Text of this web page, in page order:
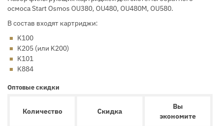
осмоса Start Osmos OU380, OU480, OU480M, OU580.
В состав входят картриджи:
K100
K205 (или K200)
K101
K884
Оптовые скидки
Количество Скидка
Вы
экономите